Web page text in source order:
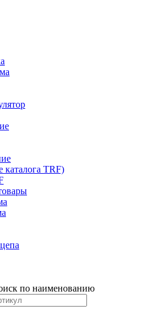
каталога TRF)
по наименованию